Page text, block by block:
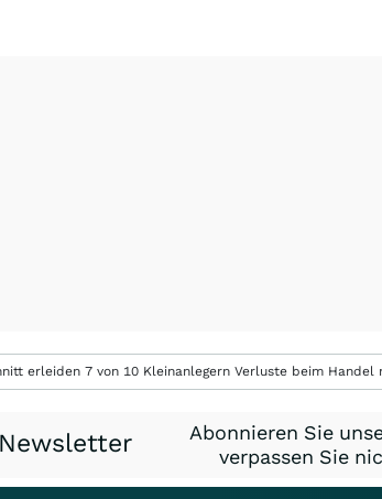
erleiden 7 von 10 Kleinanlegern Verluste beim
Newsletter
Abonnieren Sie
verpassen Sie